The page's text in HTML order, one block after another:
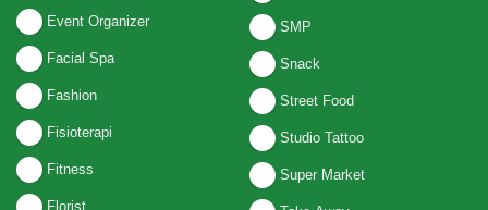
Event Organizer
Facial Spa
Fashion
Fisioterapi
Fitness
Florist
SMP
Snack
Street Food
Studio Tattoo
Super Market